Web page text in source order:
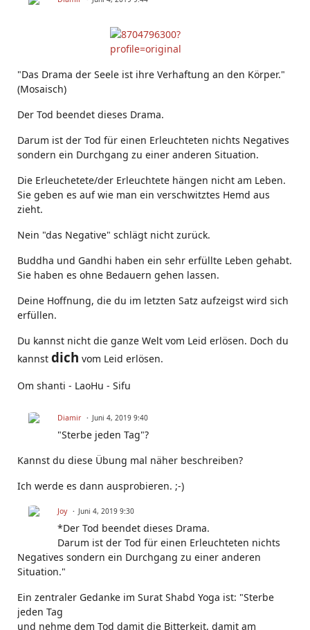
"Das Drama der Seele ist ihre Verhaftung an den Körper."
(Mosaisch)
Der Tod beendet dieses Drama.
Darum ist der Tod für einen Erleuchteten nichts Negatives
sondern ein Durchgang zu einer anderen Situation.
Die Erleuchetete/der Erleuchtete hängen nicht am Leben.
Sie geben es auf wie man ein verschwitztes Hemd aus
zieht.
Nein "das Negative" schlägt nicht zurück.
Buddha und Gandhi haben ein sehr erfüllte Leben gehabt.
Sie haben es ohne Bedauern gehen lassen.
Deine Hoffnung, die du im letzten Satz aufzeigst wird sich
erfüllen.
Du kannst nicht die ganze Welt vom Leid erlösen. Doch du
kannst dich vom Leid erlösen.
Om shanti - LaoHu - Sifu
Diamir Juni 4, 2019 9:40
"Sterbe jeden Tag"?
Kannst du diese Übung mal näher beschreiben?
Ich werde es dann ausprobieren. ;-)
Joy Juni 4, 2019 9:30
*Der Tod beendet dieses Drama.
Darum ist der Tod für einen Erleuchteten nichts
Negatives sondern ein Durchgang zu einer anderen
Situation."
Ein zentraler Gedanke im Surat Shabd Yoga ist: "Sterbe
jeden Tag
und nehme dem Tod damit die Bitterkeit, damit am